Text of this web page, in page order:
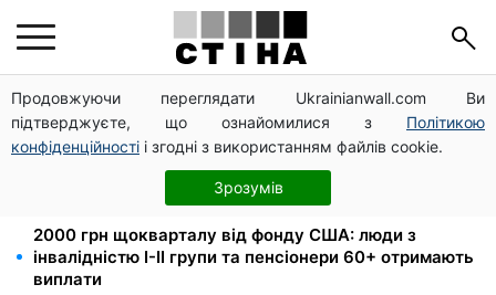
Продовжуючи переглядати Ukrainianwall.com Ви
підтверджуєте, що ознайомилися з Політикою
конфіденційності і згодні з використанням файлів cookie.
Зрозумів
Директорка ДОЗ Києва Тетяна Мостепан:
Демографічна криза потребує нових рішень уже
сьогодні
Пенсійна реформа у вересні: добровільні
накопичення й перегляд спецпенсій суддів
2000 грн щокварталу від фонду США: люди з
інвалідністю I-II групи та пенсіонери 60+ отримають
виплати